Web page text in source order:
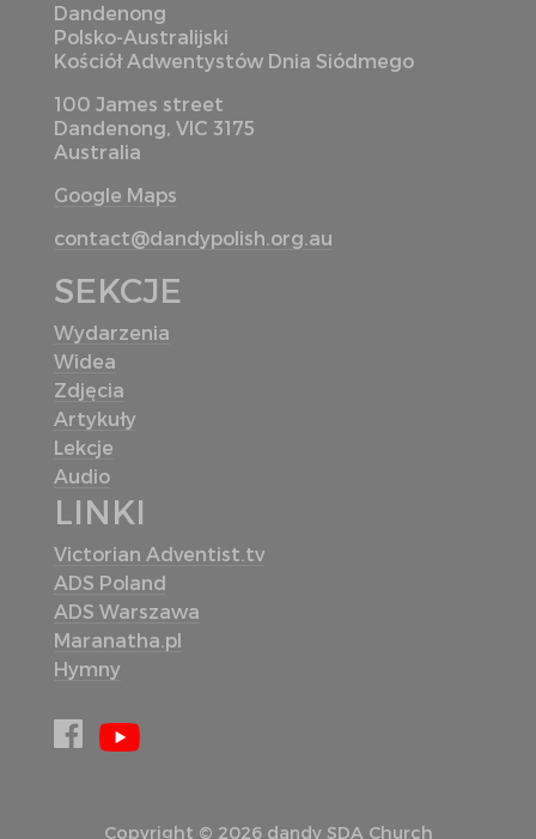
Dandenong
Polsko-Australijski
Kościół Adwentystów Dnia Siódmego
100 James street
Dandenong, VIC 3175
Australia
Google Maps
contact@dandypolish.org.au
SEKCJE
Wydarzenia
Widea
Zdjęcia
Artykuły
Lekcje
Audio
LINKI
Victorian Adventist.tv
ADS Poland
ADS Warszawa
Maranatha.pl
Hymny
Copyright © 2026 dandy SDA Church